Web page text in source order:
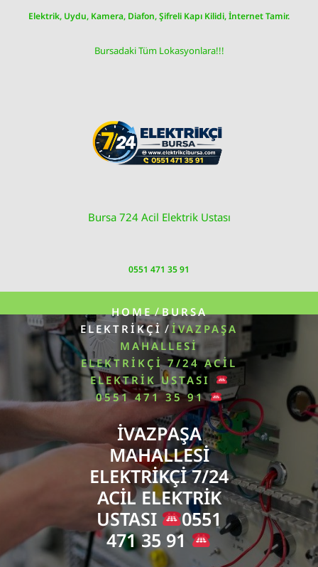
Elektrik, Uydu, Kamera, Diafon, Şifreli Kapı Kilidi, İnternet Tamir.
Bursadaki Tüm Lokasyonlara!!!
Bursa 724 Acil Elektrik Ustası
0551 471 35 91
HOME/BURSA
ELEKTRIKÇI / İVAZPAŞA
MAHALLESI
ELEKTRIKÇI 7/24 ACIL
ELEKTRIK USTASI
0551 471 35 91
İVAZPAŞA
MAHALLESI
ELEKTRIKÇI 7/24
ACIL ELEKTRIK
USTASI
0551
471 35 91